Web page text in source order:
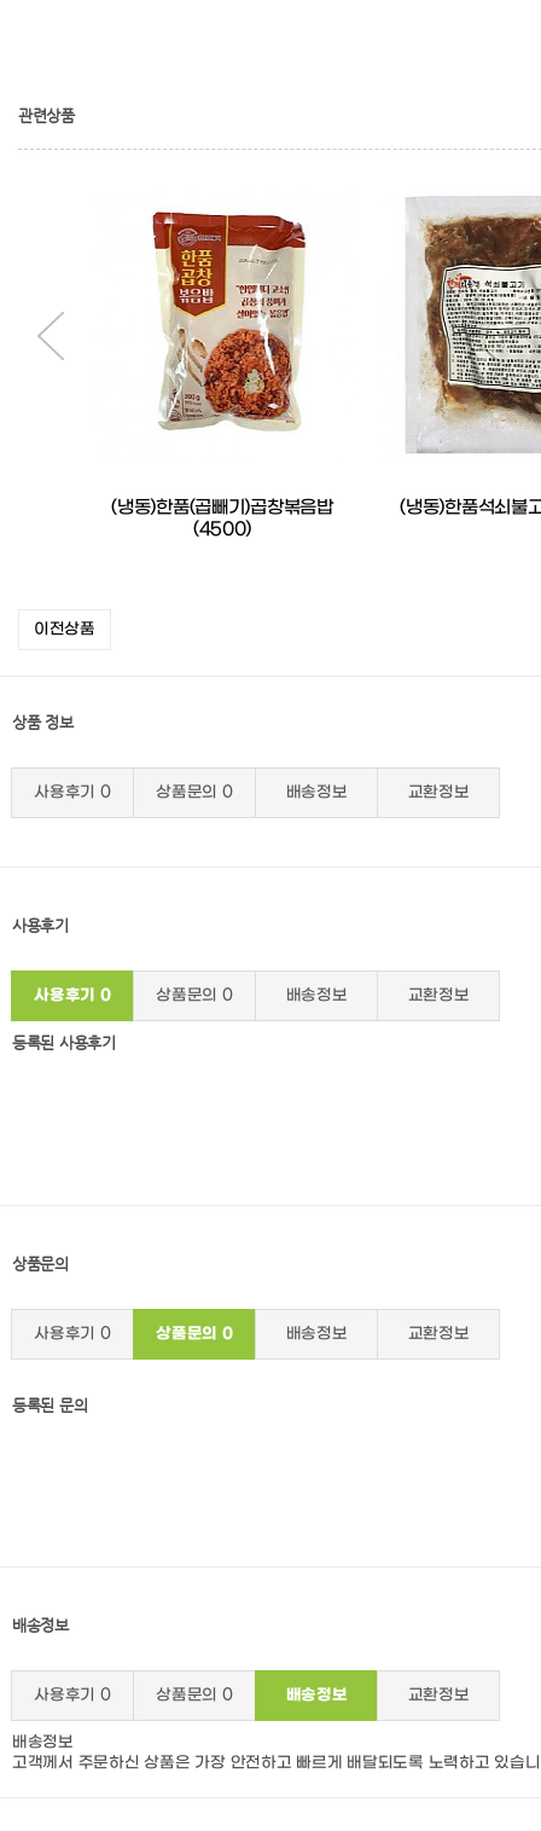
관련상품
(냉동)한품(곱빼기)곱창볶음밥
(4500)
(냉동)한품석쇠불
이전상품
상품 정보
사용후기 0 상품문의 0 배송정보 교환정보
사용후기
사용후기 0 상품문의 0 배송정보 교환정보
등록된 사용후기
상품문의
사용후기 0 상품문의 0 배송정보 교환정보
등록된 문의
배송정보
사용후기 0 상품문의 0 배송정보 교환정보
배송정보
고객께서 주문하신 상품은 가장 안전하고 빠르게 배달되도록 노력하고 있습